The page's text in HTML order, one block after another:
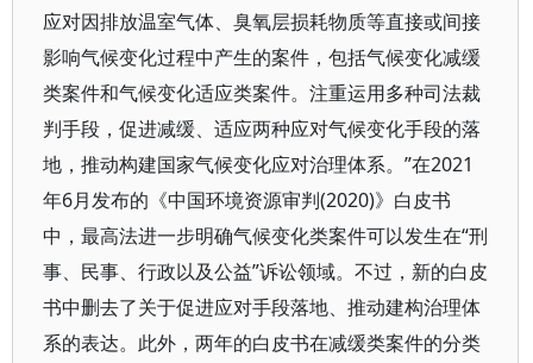
应对因排放温室气体、臭氧层损耗物质等直接或间接
影响气候变化过程中产生的案件，包括气候变化减缓
类案件和气候变化适应类案件。注重运用多种司法裁
判手段，促进减缓、适应两种应对气候变化手段的落
地，推动构建国家气候变化应对治理体系。”在2021
年6月发布的《中国环境资源审判(2020)》白皮书
中，最高法进一步明确气候变化类案件可以发生在“刑
事、民事、行政以及公益”诉讼领域。不过，新的白皮
书中删去了关于促进应对手段落地、推动建构治理体
系的表达。此外，两年的白皮书在减缓类案件的分类